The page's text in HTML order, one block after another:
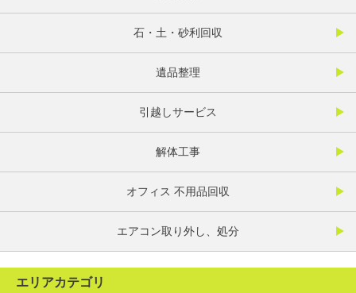
石・土・砂利回収
遺品整理
引越しサービス
解体工事
オフィス 不用品回収
エアコン取り外し、処分
エリアカテゴリ